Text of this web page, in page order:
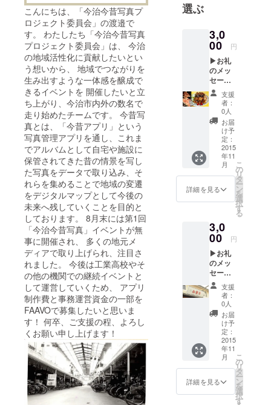
こんにちは、「今治今昔写真プ
ロジェクト委員会」の渡邉で
す。 わたしたち「今治今昔写真
プロジェクト委員会」は、 今治
の地域活性化に貢献したいとい
う想いから、 地域でつながりを
生み出すような一体感を醸成で
きるイベントを 開催したいと立
ち上がり、今治市内外の数名で
走り始めたチームです。 今昔写
真とは、「今昔アプリ」という
写真管理アプリを通し、これま
でアルバムとして自宅や施設に
保管されてきた昔の情景を写し
た写真をデータで取り込み、そ
れらを集めることで地域の変遷
をデジタルマップとして今後の
未来へ残していくことを目的と
しております。 8月末には第1回
「今治今昔写真」イベントが無
事に開催され、 多くの地元メ
ディアで取り上げられ、注目さ
れました。 今後は工業高校やそ
の他の機関での継続イベントと
して運営していくため、 アプリ
制作費と事務運営資金の一部を
FAAVOで募集したいと思いま
す！ 何卒、ご支援の程、よろし
くお願い申し上げます！
選ぶ
3,0
00 円
▶お礼
のメッ
セージ
▶【渋
谷】今
治・鉄
板焼
き 山
鳥（さ
んちょ
う）飲
食券
（1,500
円相
当） ※
上、特
別セッ
トを考
案中 ※
飲食券
持参の
方は、
来店時
に店長
との写
真撮影
を予定
支援
者：
0人
お届
け予
定：
2015
年11
月
詳細を見る
こ
の
リ
タ
ー
ン
を
選
択
す
る
3,0
00 円
▶お礼
のメッ
セージ
▶【今
治】白
楽天
（はく
らくて
ん）飲
食券
（1,500
円相
当）
支援
者：
0人
お届
け予
定：
2015
年11
月
詳細を見る
こ
の
リ
タ
ー
ン
を
選
択
す